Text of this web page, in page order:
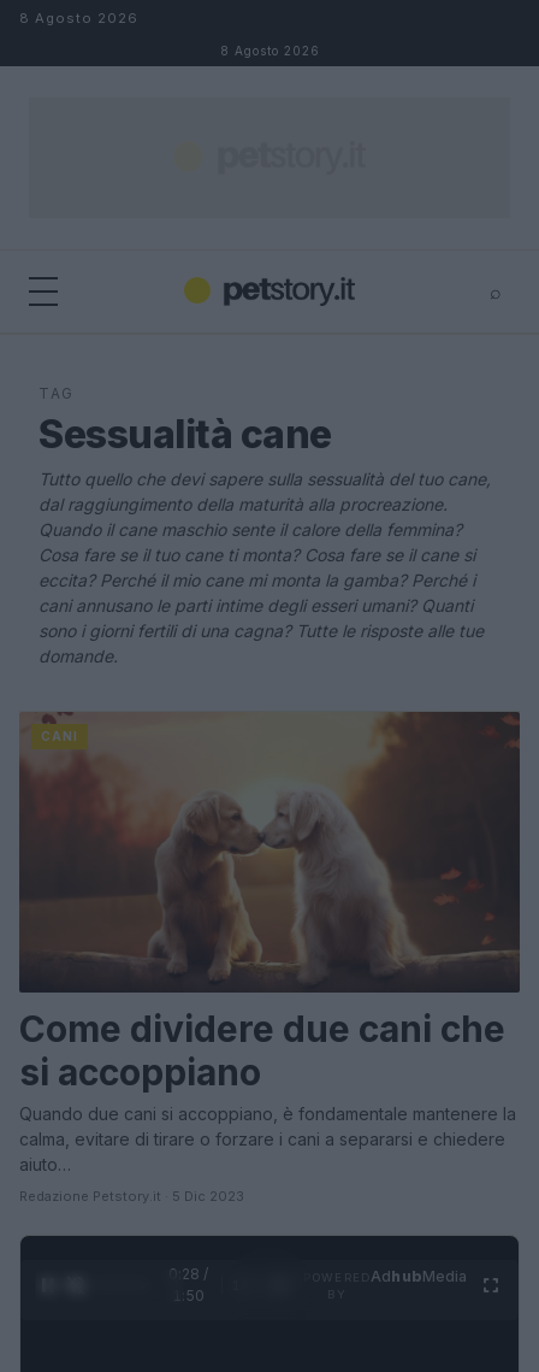
Salta al contenuto
8 Agosto 2026
8 Agosto 2026
⌕
TAG
Sessualità cane
Tutto quello che devi sapere sulla sessualità del tuo cane,
dal raggiungimento della maturità alla procreazione.
Quando il cane maschio sente il calore della femmina?
Cosa fare se il tuo cane ti monta? Cosa fare se il cane si
eccita? Perché il mio cane mi monta la gamba? Perché i
cani annusano le parti intime degli esseri umani? Quanti
sono i giorni fertili di una cagna? Tutte le risposte alle tue
domande.
CANI
Come dividere due cani che
si accoppiano
Quando due cani si accoppiano, è fondamentale mantenere la
calma, evitare di tirare o forzare i cani a separarsi e chiedere
aiuto…
Redazione Petstory.it · 5 Dic 2023
0:29 /
1:50
AdhubMedia